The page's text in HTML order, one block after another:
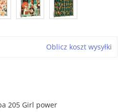
Oblicz koszt wysyłki
205 Girl power